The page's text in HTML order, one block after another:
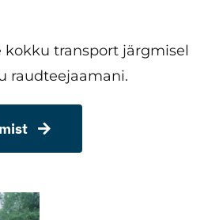
kokku transport järgmisel
raudteejaamani.